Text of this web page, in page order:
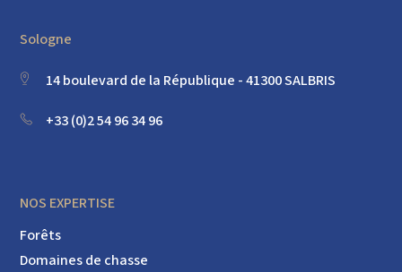
Sologne
14 boulevard de la République - 41300 SALBRIS
+33 (0)2 54 96 34 96
NOS EXPERTISE
Forêts
Domaines de chasse